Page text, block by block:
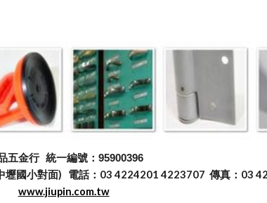
五金行 統一編號：95900396
壢國小對面) 電話：03 4224201 4223707 傳真：03
www.jiupin.com.tw